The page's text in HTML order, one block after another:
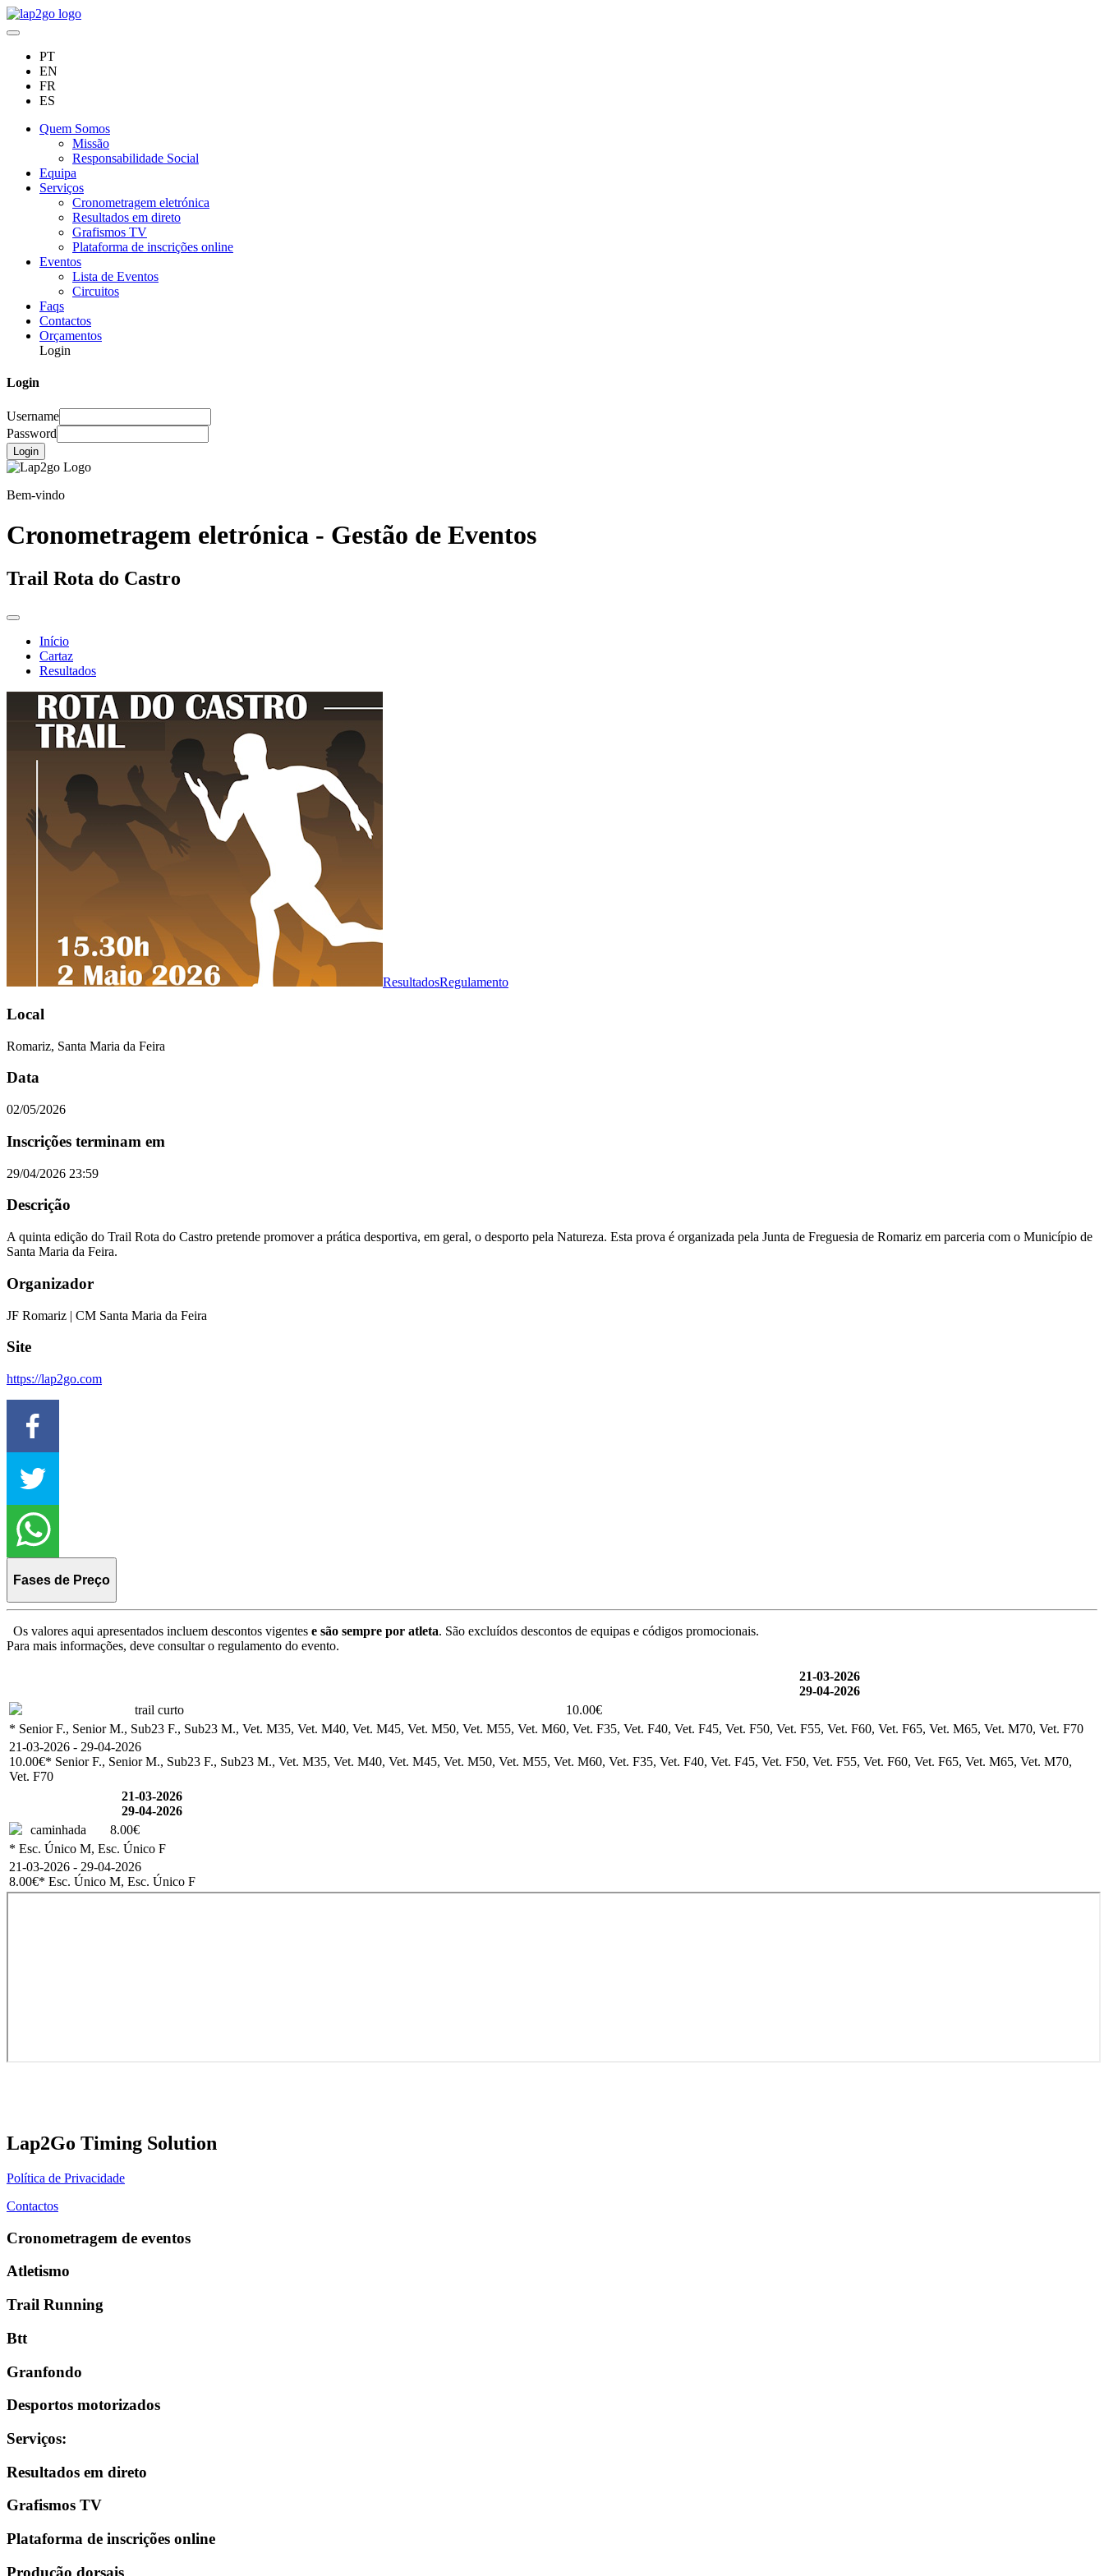
PT
EN
FR
ES
Quem Somos
Missão
Responsabilidade Social
Equipa
Serviços
Cronometragem eletrónica
Resultados em direto
Grafismos TV
Plataforma de inscrições online
Eventos
Lista de Eventos
Circuitos
Faqs
Contactos
Orçamentos
Login
Login
Username
Password
Login
Bem-vindo
Cronometragem eletrónica - Gestão de Eventos
Trail Rota do Castro
Início
Cartaz
Resultados
ResultadosRegulamento
Local
Romariz, Santa Maria da Feira
Data
02/05/2026
Inscrições terminam em
29/04/2026 23:59
Descrição
A quinta edição do Trail Rota do Castro pretende promover a prática desportiva, em geral, o desporto pela Natureza. Esta prova é organizada pela Junta de Freguesia de Romariz em parceria com o Município de
Santa Maria da Feira.
Organizador
JF Romariz | CM Santa Maria da Feira
Site
https://lap2go.com
Fases de Preço
Os valores aqui apresentados incluem descontos vigentes e são sempre por atleta. São excluídos descontos de equipas e códigos promocionais.
Para mais informações, deve consultar o regulamento do evento.
21-03-2026
29-04-2026
trail curto
10.00€
* Senior F., Senior M., Sub23 F., Sub23 M., Vet. M35, Vet. M40, Vet. M45, Vet. M50, Vet. M55, Vet. M60, Vet. F35, Vet. F40, Vet. F45, Vet. F50, Vet. F55, Vet. F60, Vet. F65, Vet. M65, Vet. M70, Vet. F70
21-03-2026 - 29-04-2026
10.00€* Senior F., Senior M., Sub23 F., Sub23 M., Vet. M35, Vet. M40, Vet. M45, Vet. M50, Vet. M55, Vet. M60, Vet. F35, Vet. F40, Vet. F45, Vet. F50, Vet. F55, Vet. F60, Vet. F65, Vet. M65, Vet. M70,
Vet. F70
21-03-2026
29-04-2026
caminhada
8.00€
* Esc. Único M, Esc. Único F
21-03-2026 - 29-04-2026
8.00€* Esc. Único M, Esc. Único F
Lap2Go Timing Solution
Política de Privacidade
Contactos
Cronometragem de eventos
Atletismo
Trail Running
Btt
Granfondo
Desportos motorizados
Serviços:
Resultados em direto
Grafismos TV
Plataforma de inscrições online
Produção dorsais